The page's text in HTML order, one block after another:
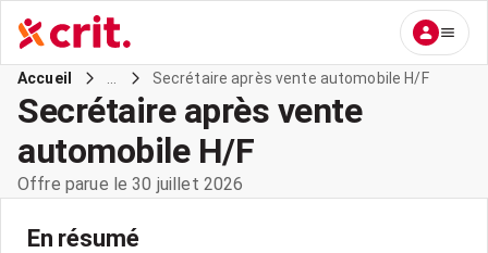
Accueil Secrétaire après vente automobile H/F
Secrétaire après vente
automobile H/F
Offre parue le 30 juillet 2026
En résumé